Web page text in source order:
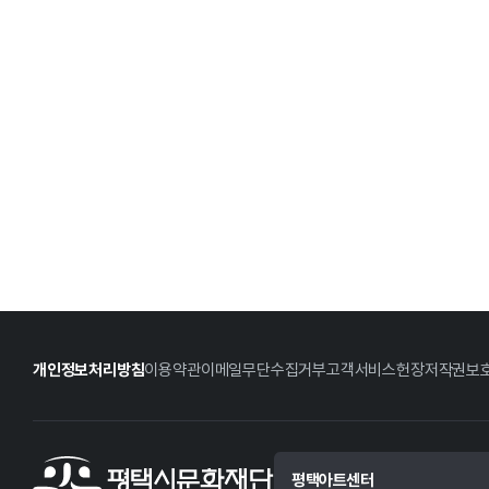
개인정보처리방침이용약관이메일무단수집거부고객서비스헌장저작권보
평택아트센터